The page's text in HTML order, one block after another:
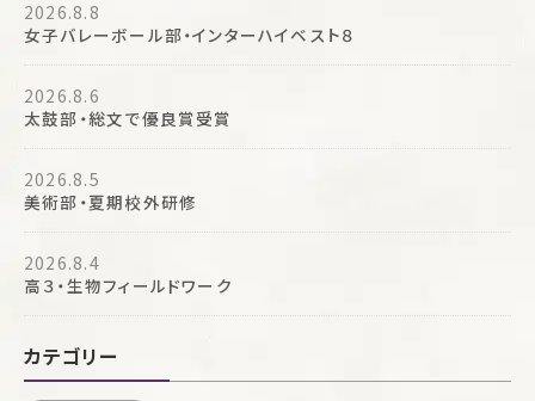
2026.8.8
女子バレーボール部・インターハイベスト８
2026.8.6
太鼓部・総文で優良賞受賞
2026.8.5
美術部・夏期校外研修
2026.8.4
高３・生物フィールドワーク
カテゴリー